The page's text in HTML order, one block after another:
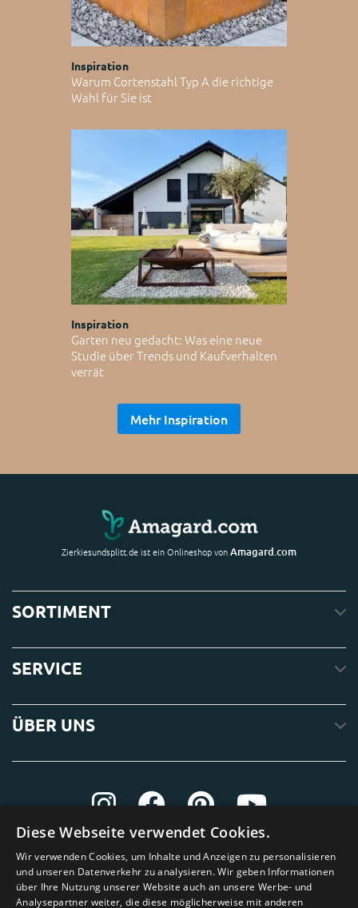
Inspiration
Warum Cortenstahl Typ A die richtige
Wahl für Sie ist
Inspiration
Garten neu gedacht: Was eine neue
Studie über Trends und Kaufverhalten
verrät
Mehr Inspiration
Zierkiesundsplitt.de ist ein Onlineshop vonAmagard.com
SORTIMENT
SERVICE
ÜBER UNS
Diese Webseite verwendet Cookies.
Wir verwenden Cookies, um Inhalte und Anzeigen zu personalisieren
und unseren Datenverkehr zu analysieren. Wir geben Informationen
über Ihre Nutzung unserer Website auch an unsere Werbe- und
Analysepartner weiter, die diese möglicherweise mit anderen